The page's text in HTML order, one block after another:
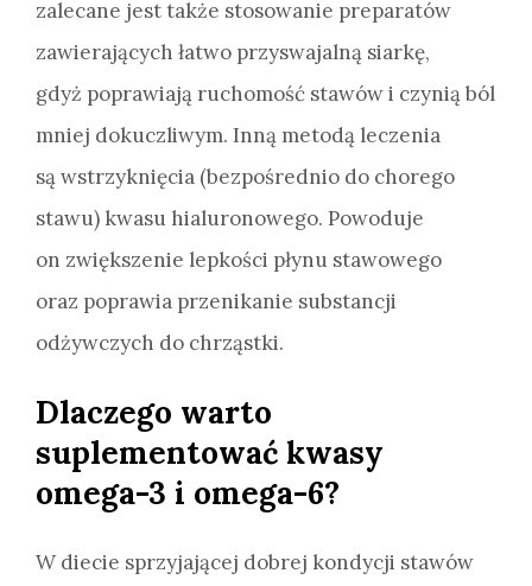
zalecane jest także stosowanie preparatów
zawierających łatwo przyswajalną siarkę,
gdyż poprawiają ruchomość stawów i czynią ból
mniej dokuczliwym. Inną metodą leczenia
są wstrzyknięcia (bezpośrednio do chorego
stawu) kwasu hialuronowego. Powoduje
on zwiększenie lepkości płynu stawowego
oraz poprawia przenikanie substancji
odżywczych do chrząstki.
Dlaczego warto
suplementować kwasy
omega-3 i omega-6?
W diecie sprzyjającej dobrej kondycji stawów